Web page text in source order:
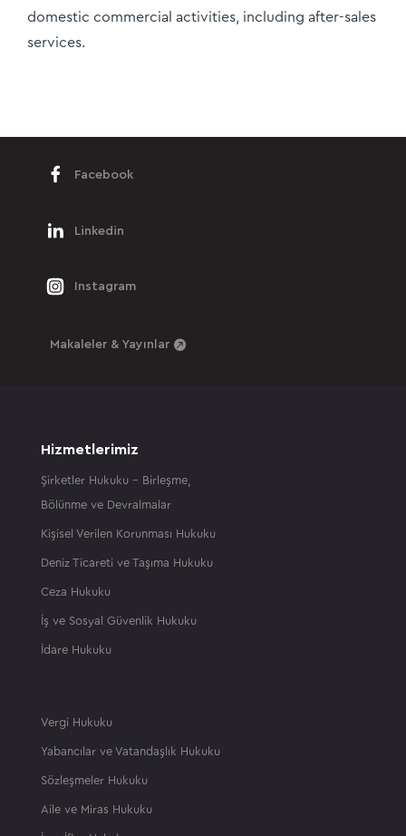
domestic commercial activities, including after-sales
services.
Facebook
Linkedin
Instagram
Makaleler & Yayınlar
Hizmetlerimiz
Şirketler Hukuku – Birleşme,
Bölünme ve Devralmalar
Kişisel Verilen Korunması Hukuku
Deniz Ticareti ve Taşıma Hukuku
Ceza Hukuku
İş ve Sosyal Güvenlik Hukuku
İdare Hukuku
Vergi Hukuku
Yabancılar ve Vatandaşlık Hukuku
Sözleşmeler Hukuku
Aile ve Miras Hukuku